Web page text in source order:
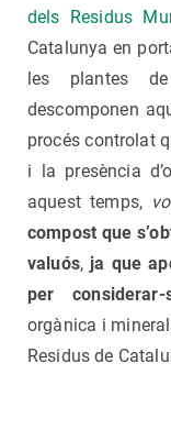
dels Residus
Catalunya en
les plantes
descomponen
procés controlat
i la presència
aquest temps,
compost que
valuós, ja que
per
orgànica i
Residus de